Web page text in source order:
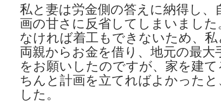
私と妻は労金側の答えに納得し
画の甘さに反省してしまいまし
なければ着工もできないため、
両親からお金を借り、地元の最大
をお願いしたのですが、家を建
ちんと計画を立てればよかった
した。